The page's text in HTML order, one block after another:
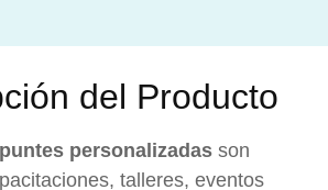
del Producto
personalizadas son
talleres, eventos